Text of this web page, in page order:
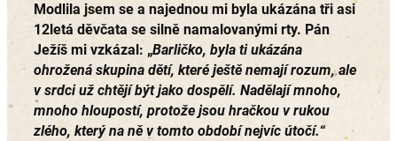
Modlila jsem se a najednou mi byla ukázána tři asi
12letá děvčata se silně namalovanými rty. Pán
Ježíš mi vzkázal: „Barličko, byla ti ukázána
ohrožená skupina dětí, které ještě nemají rozum, ale
v srdci už chtějí být jako dospělí. Nadělají mnoho,
mnoho hloupostí, protože jsou hračkou v rukou
zlého, který na ně v tomto období nejvíc útočí.“